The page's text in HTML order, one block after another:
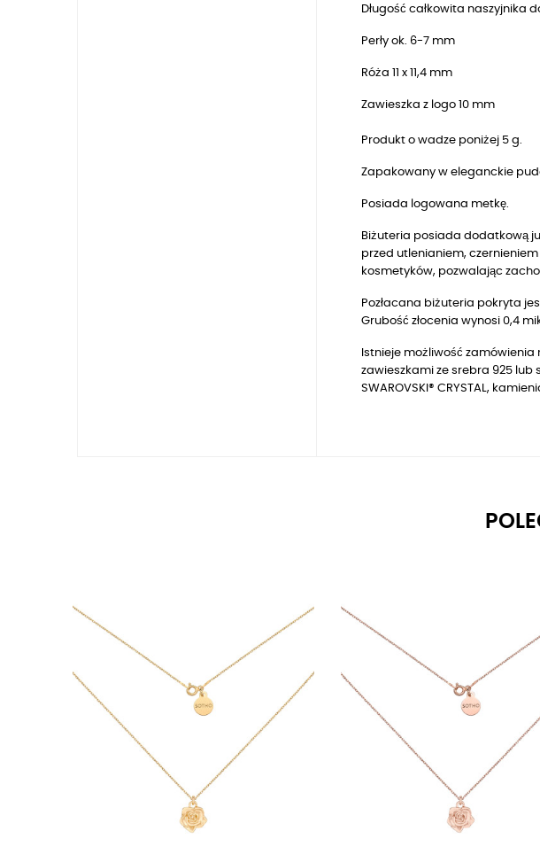
Długość całkowita naszyjnika
Perły ok. 6-7 mm
Róża 11 x 11,4 mm
Zawieszka z logo 10 mm
Produkt o wadze poniżej 5 g.
Zapakowany w eleganckie
Posiada logowana metkę.
Biżuteria posiada dodatkową
przed utlenianiem,
kosmetyków, pozwalając
Pozłacana biżuteria pokryta
Grubość złocenia wynosi 0,4
Istnieje możliwość zamówienia
zawieszkami ze srebra 925 lub
SWAROVSKI® CRYSTAL,